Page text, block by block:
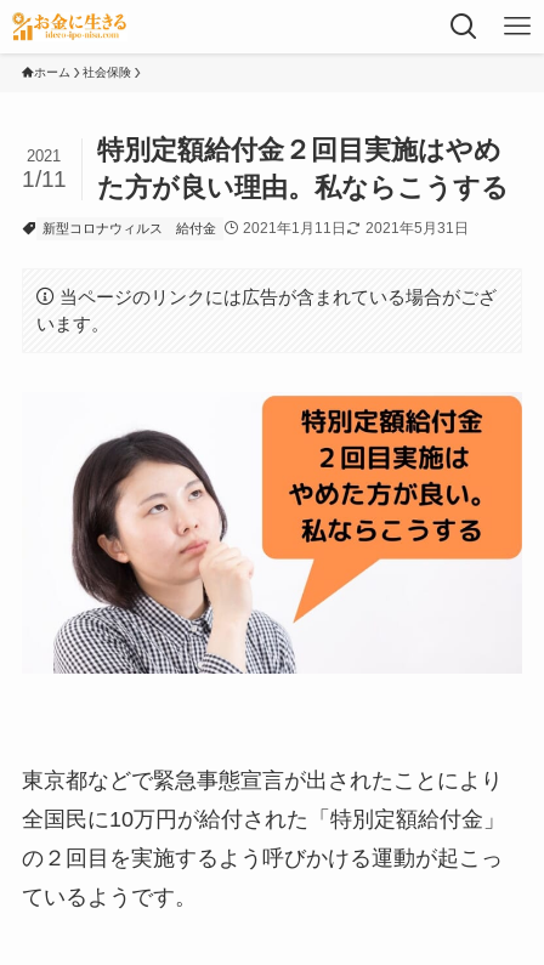
ホーム 社会保険
特別定額給付金２回目実施はやめ
た方が良い理由。私ならこうする
2021
1/11
新型コロナウィルス 給付金 2021年1月11日 2021年5月31日
当ページのリンクには広告が含まれている場合がござ
います。
東京都などで緊急事態宣言が出されたことにより
全国民に10万円が給付された「特別定額給付金」
の２回目を実施するよう呼びかける運動が起こっ
ているようです。